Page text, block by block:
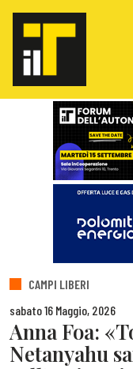
CAMPI LIBERI
sabato 16 Maggio, 2026
Anna Foa:
Netanyahu